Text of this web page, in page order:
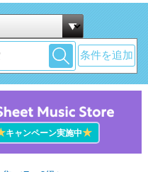
条件を追加
キャンペーン実施中★